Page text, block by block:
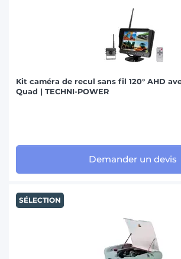
Kit caméra de recul sans fil 120° AHD
Quad | TECHNI-POWER
Demander un devis
SÉLECTION